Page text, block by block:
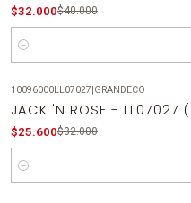
$32.000$40.000
Cantidad
-20%OFF
10096000LL07027|GRANDECO
JACK 'N ROSE - LL07027
$25.600$32.000
Cantidad